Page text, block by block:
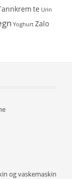
te Urin
Yoghurt Zalo
og vaskemaskin